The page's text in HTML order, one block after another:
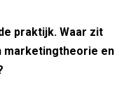
praktijk. Waar zit
marketingtheorie en